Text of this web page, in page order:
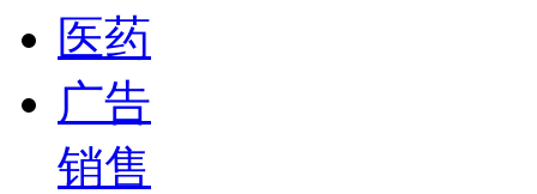
医药
广告
销售